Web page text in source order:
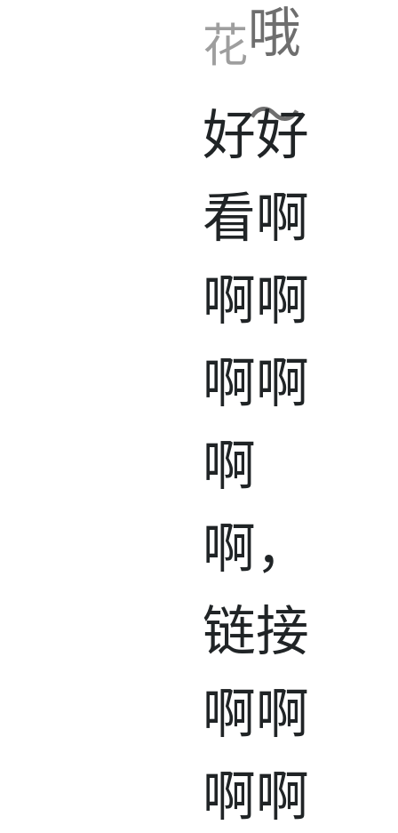
哦
～
花
好好
看啊
啊啊
啊啊
啊
啊，
链接
啊啊
啊啊